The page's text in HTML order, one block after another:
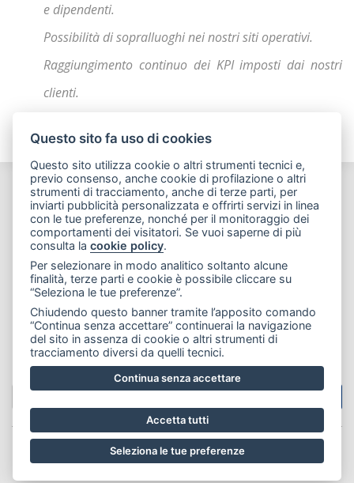
e dipendenti.
Possibilità di sopralluoghi nei nostri siti operativi.
Raggiungimento continuo dei KPI imposti dai nostri
clienti.
CONTATTACI
Stilcolor Service S.r.l.
Via Parini ang. Via Rossi, Casatenovo (Lecco)
Telefono:(+39) 039 9275281
E-mail:stilcolor@stilcolor.it
CERCA NEL SITO
Stilcolor Service S.r.l. - P.IVA e C.F. 02299840138 -
Privacy policy Cookie Policy -Preferenze cookie
Questo sito fa uso di cookies
Questo sito utilizza cookie o altri strumenti tecnici e,
previo consenso, anche cookie di profilazione o altri
strumenti di tracciamento, anche di terze parti, per
inviarti pubblicità personalizzata e offrirti servizi in linea
con le tue preferenze, nonché per il monitoraggio dei
comportamenti dei visitatori. Se vuoi saperne di più
consulta lacookie policy.
Per selezionare in modo analitico soltanto alcune
finalità, terze parti e cookie è possibile cliccare su
“Seleziona le tue preferenze”.
Chiudendo questo banner tramite l’apposito comando
“Continua senza accettare” continuerai la navigazione
del sito in assenza di cookie o altri strumenti di
tracciamento diversi da quelli tecnici.
Continua senza accettare
Accetta tutti
Seleziona le tue preferenze